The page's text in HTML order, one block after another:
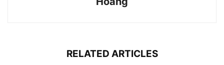
RELATED ARTICLES